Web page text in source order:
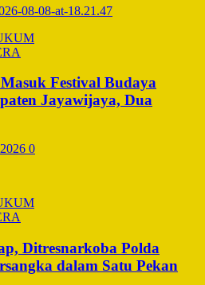
Festival Budaya
Jayawijaya, Dua
0
Ditresnarkoba Polda
dalam Satu Pekan